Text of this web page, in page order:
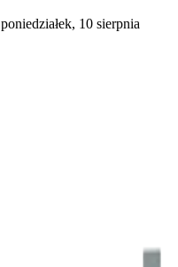
poniedziałek, 10 sierpnia